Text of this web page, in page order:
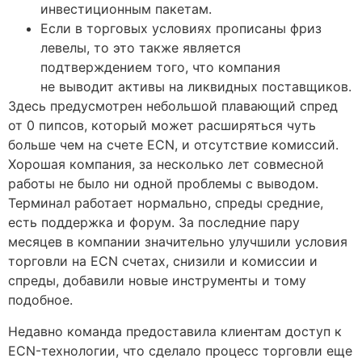
инвестиционным пакетам.
Если в торговых условиях прописаны фриз
левелы, то это также является
подтверждением того, что компания
не выводит активы на ликвидных поставщиков.
Здесь предусмотрен небольшой плавающий спред
от 0 пипсов, который может расширяться чуть
больше чем на счете ECN, и отсутствие комиссий.
Хорошая компания, за несколько лет совмесной
работы не было ни одной проблемы с выводом.
Терминал работает нормально, спреды средние,
есть поддержка и форум. За последние пару
месяцев в компании значительно улучшили условия
торговли на ECN счетах, снизили и комиссии и
спреды, добавили новые инструменты и тому
подобное.
Недавно команда предоставила клиентам доступ к
ECN-технологии, что сделало процесс торговли еще